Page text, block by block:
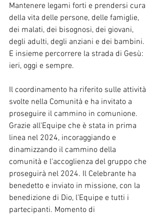
Mantenere legami forti e prendersi cura
della vita delle persone, delle famiglie,
dei malati, dei bisognosi, dei giovani,
degli adulti, degli anziani e dei bambini.
E insieme percorrere la strada di Gesù:
ieri, oggi e sempre.
Il coordinamento ha riferito sulle attività
svolte nella Comunità e ha invitato a
proseguire il cammino in comunione.
Grazie all'Equipe che è stata in prima
linea nel 2024, incoraggiando e
dinamizzando il cammino della
comunità e l'accoglienza del gruppo che
proseguirà nel 2024. Il Celebrante ha
benedetto e inviato in missione, con la
benedizione di Dio, l'Equipe e tutti i
partecipanti. Momento di